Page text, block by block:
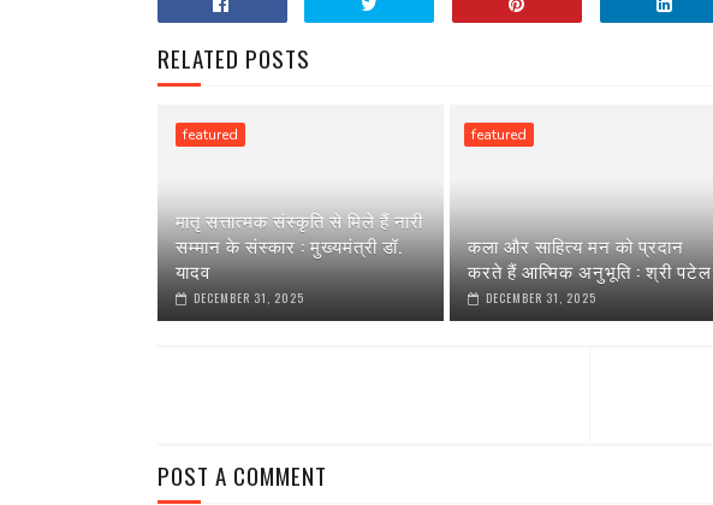
RELATED POSTS
featured
मातृ सत्तात्मक संस्कृति से मिले हैं नारी
सम्मान के संस्कार : मुख्यमंत्री डॉ.
यादव
DECEMBER 31, 2025
featured
कला और साहित्य मन को प्रदान
करते हैं आत्मिक अनुभूति : श्री पटेल
DECEMBER 31, 2025
POST A COMMENT